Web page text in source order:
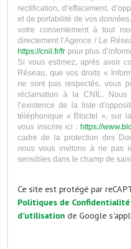
rectification, d’effacement,
et de portabilité de vos
votre consentement à tout
directement l’Agence / Le
https://cnil.fr/fr pour plus
Si vous estimez, après avoir
Réseau, que vos droits «
ne sont pas respectés, vous
réclamation à la CNIL. Nous
l’existence de la liste
téléphonique « Bloctel », sur
vous inscrire ici : https://
cadre de la protection des
nous vous invitons à ne pas
sensibles dans le champ de
Ce site est protégé par
Politiques de Confidentialité
d'utilisation de Google